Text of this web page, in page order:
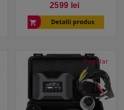
2599 lei
Popular